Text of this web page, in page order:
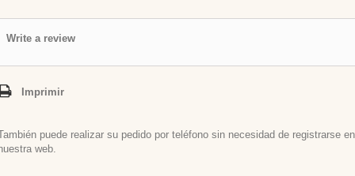
Write a review
Imprimir
puede realizar su pedido por teléfono sin necesidad de registrarse en
web.